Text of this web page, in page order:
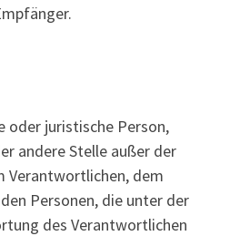
oder juristische Person,
andere Stelle außer der
Verantwortlichen, dem
Personen, die unter der
des Verantwortlichen